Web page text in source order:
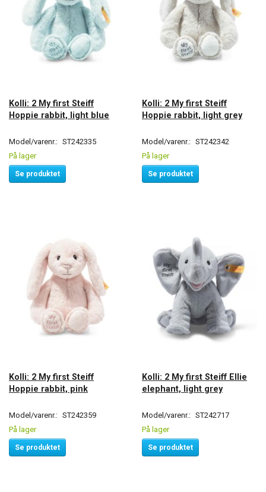
Kolli: 2 My first Steiff
Hoppie rabbit, light blue
Model/varenr.: ST242335
På lager
Se produktet
Kolli: 2 My first Steiff
Hoppie rabbit, light grey
Model/varenr.: ST242342
På lager
Se produktet
Kolli: 2 My first Steiff
Hoppie rabbit, pink
Model/varenr.: ST242359
På lager
Se produktet
Kolli: 2 My first Steiff Ellie
elephant, light grey
Model/varenr.: ST242717
På lager
Se produktet